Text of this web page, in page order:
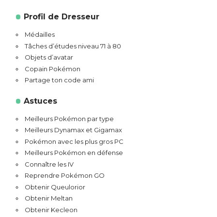
Profil de Dresseur
Médailles
Tâches d’études niveau 71 à 80
Objets d’avatar
Copain Pokémon
Partage ton code ami
Astuces
Meilleurs Pokémon par type
Meilleurs Dynamax et Gigamax
Pokémon avec les plus gros PC
Meilleurs Pokémon en défense
Connaître les IV
Reprendre Pokémon GO
Obtenir Queulorior
Obtenir Meltan
Obtenir Kecleon